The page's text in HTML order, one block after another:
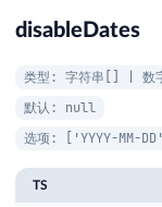
disableDates
类型: 字符串[] | 数
默认: null
选项: ['YYYY-
TS